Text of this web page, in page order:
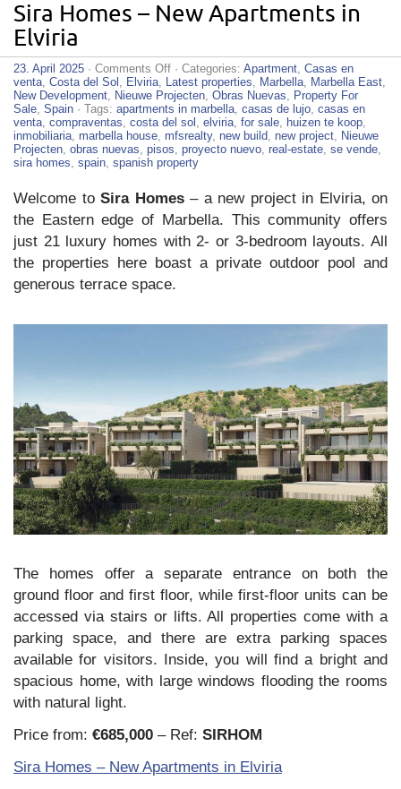
Sira Homes – New Apartments in
Elviria
23. April 2025 · Comments Offon
Sira
Homes
–
New
Apartments
in
Elviria
· Categories: Apartment Casas en
venta Costa del Sol Elviria Latest properties Marbella Marbella East
New Development
Nieuwe Projecten Obras Nuevas
Property For
Sale Spain · Tags: apartments in marbella casas de lujo casas en
venta compraventas costa del sol elviria for sale huizen te koop
inmobiliaria marbella house mfsrealty, new build new project
Nieuwe
Projecten obras nuevas pisos proyecto nuevo real-estate se vende
sira homes spain spanish property
Welcome to Sira Homes– a new project in Elviria, on
the Eastern edge of Marbella. This community offers
just 21 luxury homes with 2- or 3-bedroom layouts. All
the properties here boast a private outdoor pool and
generous terrace space.
The homes offer a separate entrance on both the
ground floor and first floor, while first-floor units can be
accessed via stairs or lifts. All properties come with a
parking space, and there are extra parking spaces
available for visitors. Inside, you will find a bright and
spacious home, with large windows flooding the rooms
with natural light.
Price from: €685,000 – Ref: SIRHOM
Sira Homes – New Apartments in Elviria